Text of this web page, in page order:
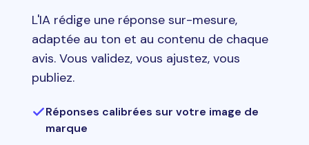
L'IA rédige une réponse sur-mesure,
adaptée au ton et au contenu de chaque
avis. Vous validez, vous ajustez, vous
publiez.
Réponses calibrées sur votre image de
marque